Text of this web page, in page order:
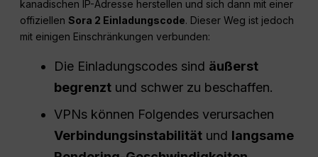
kanadischen IP-Adresse herstellen und sich dann mit einer
offiziellenSora 2 Einladungscode. Dieser Weg ist jedoch
mit einigen Einschränkungen verbunden:
Die Einladungscodes sind äußerst
begrenzt und schwer zu beschaffen.
VPNs können Folgendes verursachen
Verbindungsinstabilität und langsame